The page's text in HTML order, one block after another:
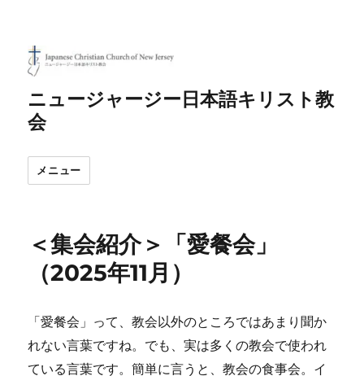
ニュージャージー日本語キリスト教
会
メニュー
＜集会紹介＞「愛餐会」
（2025年11月）
「愛餐会」って、教会以外のところではあまり聞か
れない言葉ですね。でも、実は多くの教会で使われ
ている言葉です。簡単に言うと、教会の食事会。イ